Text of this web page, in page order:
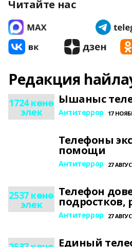
Читайте нас
Редакция
1724 көнө
элек
Ышаныс
Антитеррор 17
Телефоны
помощи
Антитеррор 27
2537 көнө
элек
Телефон
подростков,
Антитеррор 27
Единый